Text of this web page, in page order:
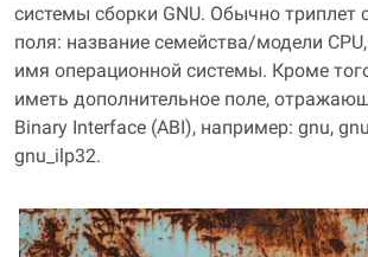
системы сборки GNU. Обычно триплет
поля: название семейства/модели
имя операционной системы. Кроме
иметь дополнительное поле,
Binary Interface (ABI), например: gnu,
gnu_ilp32.